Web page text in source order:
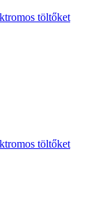
töltőket
töltőket